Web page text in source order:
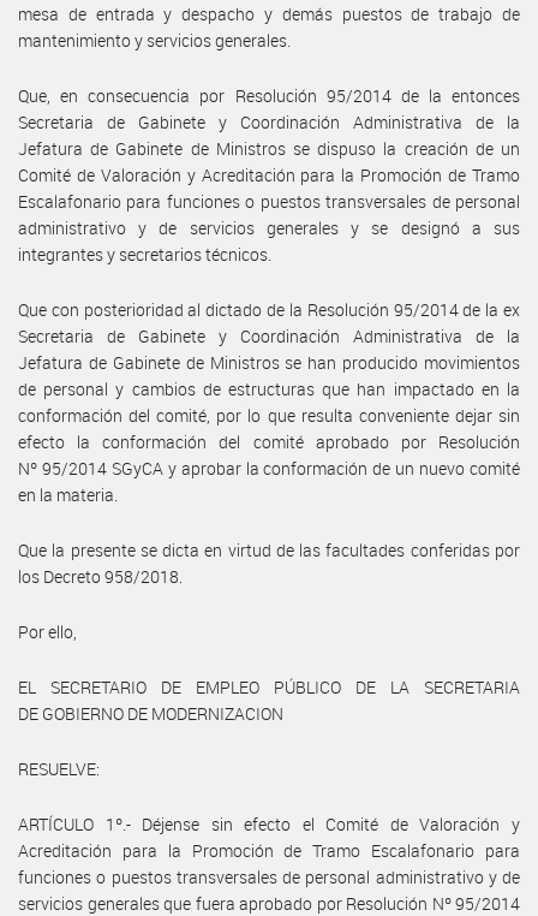
mesa de entrada y despacho y demás puestos de trabajo de
mantenimiento y servicios generales.
Que, en consecuencia por Resolución 95/2014 de la entonces
Secretaria de Gabinete y Coordinación Administrativa de la
Jefatura de Gabinete de Ministros se dispuso la creación de un
Comité de Valoración y Acreditación para la Promoción de Tramo
Escalafonario para funciones o puestos transversales de personal
administrativo y de servicios generales y se designó a sus
integrantes y secretarios técnicos.
Que con posterioridad al dictado de la Resolución 95/2014 de la ex
Secretaria de Gabinete y Coordinación Administrativa de la
Jefatura de Gabinete de Ministros se han producido movimientos
de personal y cambios de estructuras que han impactado en la
conformación del comité, por lo que resulta conveniente dejar sin
efecto la conformación del comité aprobado por Resolución
Nº 95/2014 SGyCA y aprobar la conformación de un nuevo comité
en la materia.
Que la presente se dicta en virtud de las facultades conferidas por
los Decreto 958/2018.
Por ello,
EL SECRETARIO DE EMPLEO PÚBLICO DE LA SECRETARIA
DE GOBIERNO DE MODERNIZACION
RESUELVE:
ARTÍCULO 1º.- Déjense sin efecto el Comité de Valoración y
Acreditación para la Promoción de Tramo Escalafonario para
funciones o puestos transversales de personal administrativo y de
servicios generales que fuera aprobado por Resolución Nº 95/2014